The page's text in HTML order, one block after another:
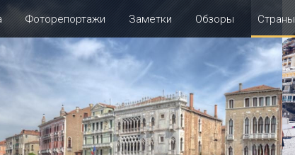
Фоторепортажи Заметки Обзоры Страны